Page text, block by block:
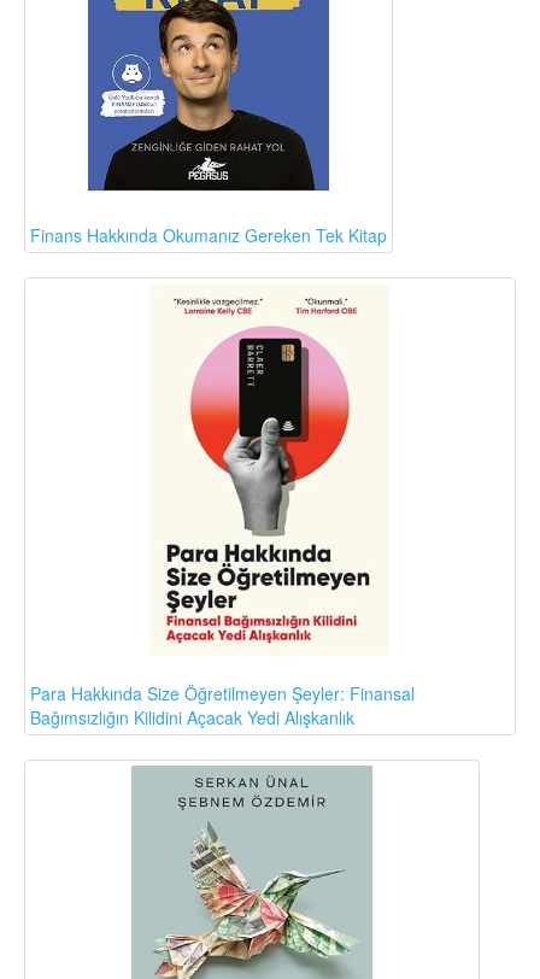
Finans Hakkında Okumanız Gereken Tek Kitap
Para Hakkında Size Öğretilmeyen Şeyler: Finansal
Bağımsızlığın Kilidini Açacak Yedi Alışkanlık